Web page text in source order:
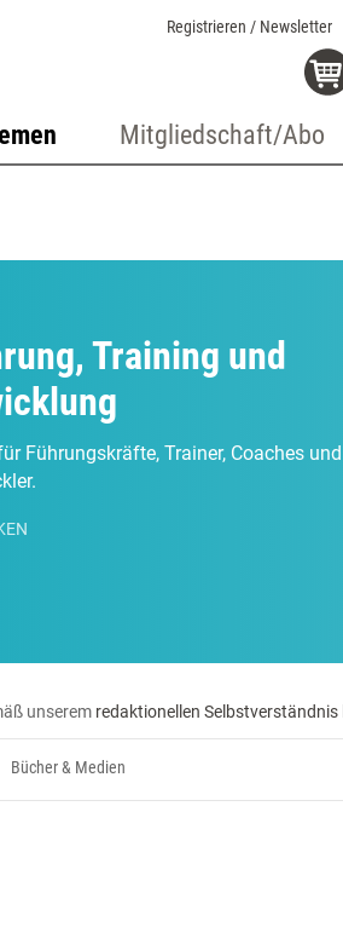
Registrieren / Newsletter
Mitgliedschaft/Abo
Training und
Führungskräfte, Trainer, Coaches und
unserem redaktionellen Selbstverständnis
Bücher & Medien